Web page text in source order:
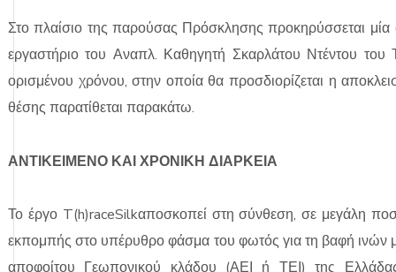
Στο πλαίσιο της παρούσας Πρόσκλησης προκηρύσσεται
εργαστήριο του Αναπλ. Καθηγητή Σκαρλάτου Ντέντου
ορισμένου χρόνου, στην οποία θα προσδιορίζεται η
θέσης παρατίθεται παρακάτω.
ΑΝΤΙΚΕΙΜΕΝΟ ΚΑΙ ΧΡΟΝΙΚΗ ΔΙΑΡΚΕΙΑ
Το έργο T(h)raceSilkαποσκοπεί στη σύνθεση, σε μεγάλη
εκπομπής στο υπέρυθρο φάσμα του φωτός για τη βαφή ινών
αποφοίτου Γεωπονικού κλάδου (ΑΕΙ ή ΤΕΙ) της